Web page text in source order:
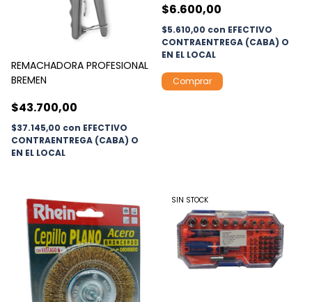
REMACHADORA PROFESIONAL
BREMEN
$43.700,00
$37.145,00 con EFECTIVO
CONTRAENTREGA (CABA) O
EN EL LOCAL
$6.600,00
$5.610,00 con EFECTIVO
CONTRAENTREGA (CABA) O
EN EL LOCAL
Comprar
SIN STOCK